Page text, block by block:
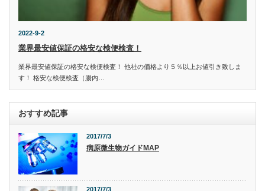
2022-9-2
業界最安値保証の格安な検便検査！
業界最安値保証の格安な検便検査！ 他社の価格より５％以上お値引き致しま
す！ 格安な検便検査（腸内…
おすすめ記事
2017/7/3
病原微生物ガイドMAP
2017/7/3